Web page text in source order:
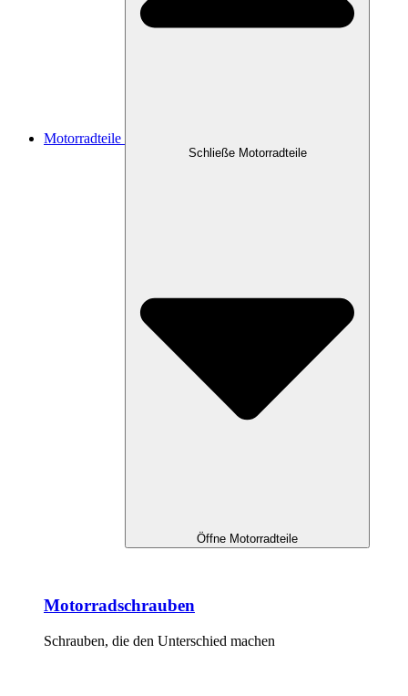
Motorradteile
Schließe Motorradteile
Öffne Motorradteile
Motorradschrauben
Schrauben, die den Unterschied machen